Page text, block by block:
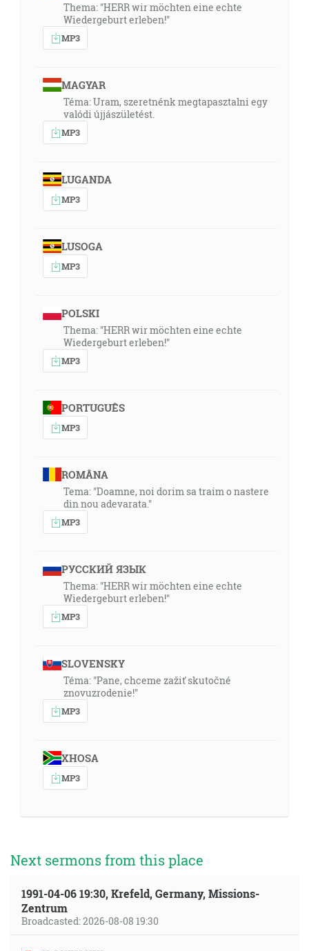
Thema: "HERR wir möchten eine echte
Wiedergeburt erleben!"
MP3
MAGYAR
Téma: Uram, szeretnénk megtapasztalni egy
valódi újjászületést.
MP3
LUGANDA
MP3
LUSOGA
MP3
POLSKI
Thema: "HERR wir möchten eine echte
Wiedergeburt erleben!"
MP3
PORTUGUÊS
MP3
ROMÂNA
Tema: "Doamne, noi dorim sa traim o nastere
din nou adevarata."
MP3
РУССКИЙ ЯЗЫК
Thema: "HERR wir möchten eine echte
Wiedergeburt erleben!"
MP3
SLOVENSKY
Téma: "Pane, chceme zažiť skutočné
znovuzrodenie!"
MP3
XHOSA
MP3
Next sermons from this place
1991-04-06 19:30, Krefeld, Germany, Missions-
Zentrum
Broadcasted: 2026-08-08 19:30